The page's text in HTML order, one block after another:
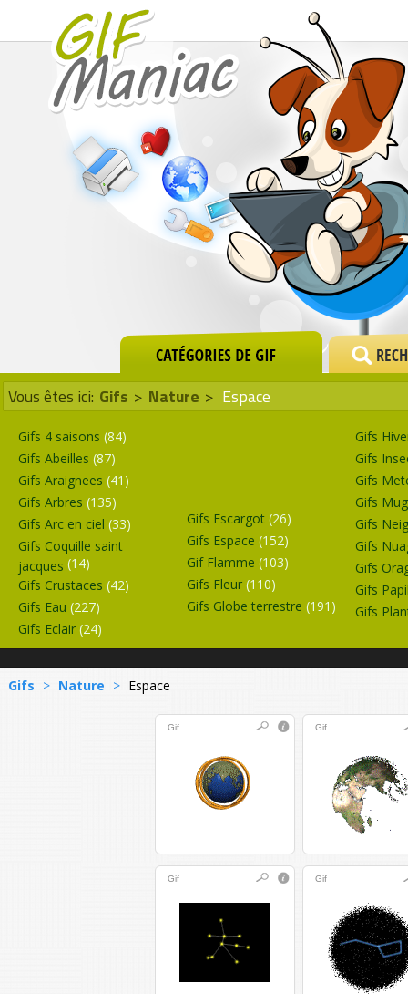
Vous êtes ici: Gifs > Nature > Espace
Gifs 4 saisons (84)
Gifs Abeilles (87)
Gifs Araignees (41)
Gifs Arbres (135)
Gifs Arc en ciel (33)
Gifs Coquille saint
jacques (14)
Gifs Crustaces (42)
Gifs Eau (227)
Gifs Eclair (24)
Gifs Escargot (26)
Gifs Espace (152)
Gif Flamme (103)
Gifs Fleur (110)
Gifs Globe terrestre (191)
Gifs
Gifs
Gifs
Gifs
Gifs
Gifs
Gifs
Gifs
Gifs
Gifs > Nature > Espace
Gif Gif
Gif Gif